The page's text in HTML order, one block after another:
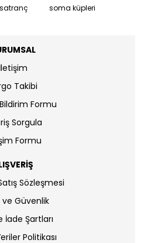
satranç soma küpleri
İletişim
Takibi
Formu
Sorgula
Formu
Sözleşmesi
ve Güvenlik
İade Şartları
Politikası